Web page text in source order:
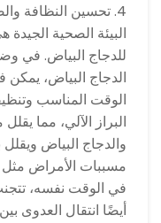
4. تحسين النظافة والصحة لضمان سلامة التكاثر
البيئة الصحية
للدجاج البياض. في
الدجاج البياض،
الوقت المناسب
البراز الآلي، مما
والدجاج البياض
مسببات الأمراض مثل
في الوقت نفسه،
أيضًا انتقال العدوى